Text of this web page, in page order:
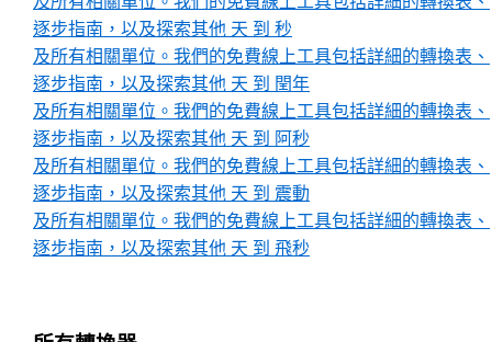
逐步指南，以及探索其他 天 到 秒
及所有相關單位。我們的免費線上工具包括詳細的轉換表、
逐步指南，以及探索其他 天 到 閏年
及所有相關單位。我們的免費線上工具包括詳細的轉換表、
逐步指南，以及探索其他 天 到 阿秒
及所有相關單位。我們的免費線上工具包括詳細的轉換表、
逐步指南，以及探索其他 天 到 震動
及所有相關單位。我們的免費線上工具包括詳細的轉換表、
逐步指南，以及探索其他 天 到 飛秒